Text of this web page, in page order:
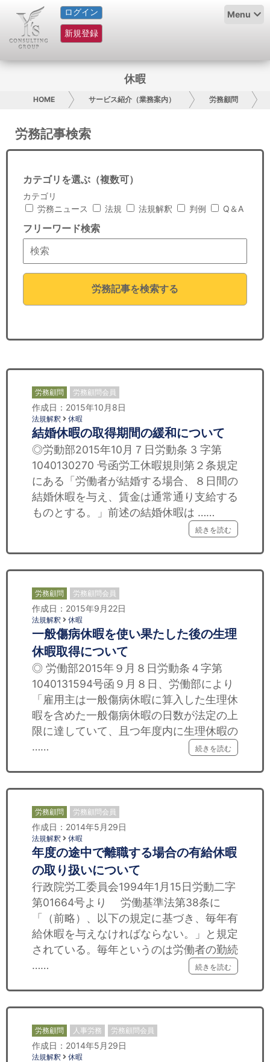
ログイン
新規登録
Menu
HOME
サービス紹介
グループ概要
採用情報
日本人にPR
コンサルティング
リサーチ
セミナー
経済ニュース
飲食店情報
休暇
HOME サービス紹介（業務案内） 労務顧問
労務記事検索
カテゴリを選ぶ（複数可）
カテゴリ
労務ニュース
法規 法規解釈 判例 Q＆A
フリーワード検索
労務記事を検索する
労務顧問 労務顧問会員
作成日：2015年10月8日
法規解釈 休暇
結婚休暇の取得期間の緩和について
◎労動部2015年10月７日労動条 3 字第
1040130270 号函労工休暇規則第２条規定
にある「労働者が結婚する場合、８日間の
結婚休暇を与え、賃金は通常通り支給する
ものとする。」前述の結婚休暇は ……
続きを読む
労務顧問 労務顧問会員
作成日：2015年9月22日
法規解釈 休暇
一般傷病休暇を使い果たした後の生理
休暇取得について
◎ 労働部2015年９月８日労動条４字第
1040131594号函９月８日、労働部により
「雇用主は一般傷病休暇に算入した生理休
暇を含めた一般傷病休暇の日数が法定の上
限に達していて、且つ年度内に生理休暇の
……
続きを読む
労務顧問 労務顧問会員
作成日：2014年5月29日
法規解釈 休暇
年度の途中で離職する場合の有給休暇
の取り扱いについて
行政院労工委員会1994年1月15日労動二字
第01664号より 労働基準法第38条に
「（前略）、以下の規定に基づき、毎年有
給休暇を与えなければならない。」と規定
されている。毎年というのは労働者の勤続
……
続きを読む
労務顧問 人事労務 労務顧問会員
作成日：2014年5月29日
法規解釈 休暇